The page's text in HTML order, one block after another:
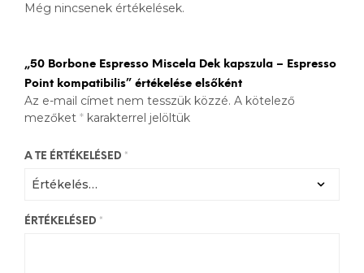
Még nincsenek értékelések.
„50 Borbone Espresso Miscela Dek kapszula – Espresso
Point kompatibilis” értékelése elsőként
Az e-mail címet nem tesszük közzé. A kötelező
mezőket * karakterrel jelöltük
A TE ÉRTÉKELÉSED *
ÉRTÉKELÉSED *